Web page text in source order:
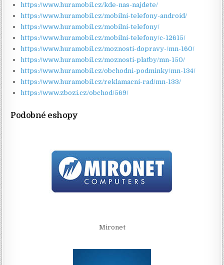
https://www.huramobil.cz/kde-nas-najdete/
https://www.huramobil.cz/mobilni-telefony-android/
https://www.huramobil.cz/mobilni-telefony/
https://www.huramobil.cz/mobilni-telefony/c-12615/
https://www.huramobil.cz/moznosti-dopravy-/mn-160/
https://www.huramobil.cz/moznosti-platby/mn-150/
https://www.huramobil.cz/obchodni-podminky/mn-134/
https://www.huramobil.cz/reklamacni-rad/mn-133/
https://www.zbozi.cz/obchod/569/
Podobné eshopy
Mironet